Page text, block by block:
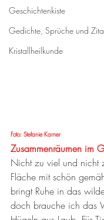
Geschichtenkiste
Gedichte, Sprüche und
Kristallheilkunde
Foto: Stefanie Karner
Zusammenräumen im
Nicht zu viel und nicht
Fläche mit schön
bringt Ruhe in das
doch brauche ich das